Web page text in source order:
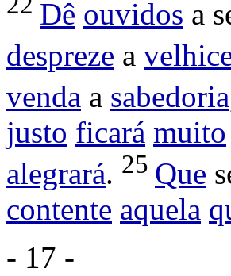
Dê ouvidos a
despreze a
venda a sabedoria
justo ficará muito
alegrará. 25 Que
contente aquela
- 17 -